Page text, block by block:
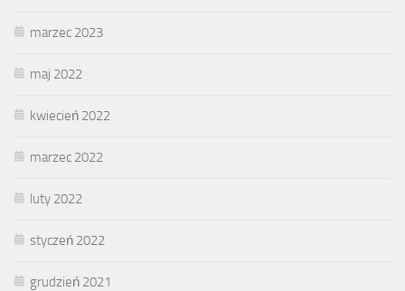
marzec 2023
maj 2022
kwiecień 2022
marzec 2022
luty 2022
styczeń 2022
grudzień 2021